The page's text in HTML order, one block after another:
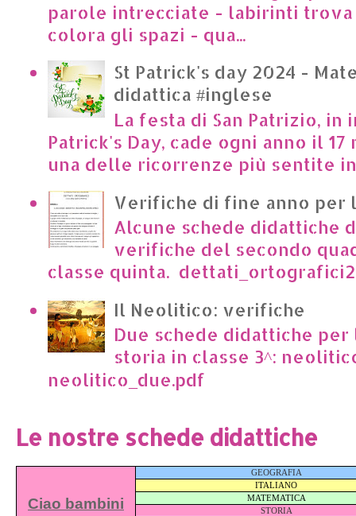
parole intrecciate - labirinti
colora gli spazi - qua...
St Patrick's day 2024 -
didattica #inglese
La festa di San Patrizio, in
Patrick's Day, cade ogni anno il 17
una delle ricorrenze più sentite in
Verifiche di fine anno per
Alcune schede didattiche
verifiche del secondo
classe quinta.
Il Neolitico: verifiche
Due schede didattiche
storia in classe 3^:
neolitico_due.pdf
Le nostre schede didattiche
Ciao bambini
GEOGRAFIA
ITALIANO
MATEMATICA
STORIA